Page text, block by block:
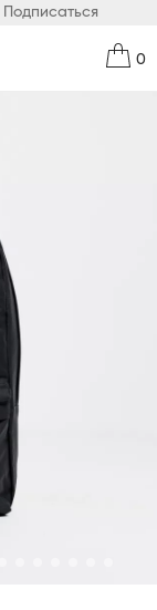
Подписаться
0